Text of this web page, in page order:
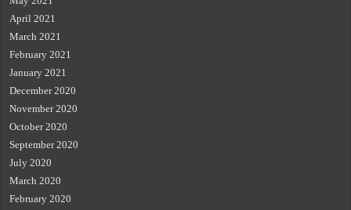
April 2021
March 2021
February 2021
January 2021
December 2020
November 2020
October 2020
September 2020
July 2020
March 2020
February 2020